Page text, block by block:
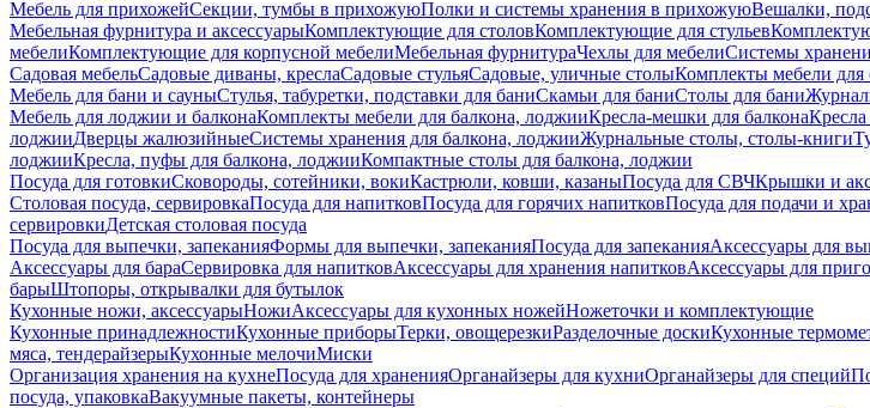
Мебель для прихожейСекции, тумбы в прихожуюПолки и системы хранения в прихожуюВешалки,
Мебельная фурнитура и аксессуарыКомплектующие для столовКомплектующие для стульев
мебелиКомплектующие для корпусной мебелиМебельная фурнитураЧехлы для мебелиСистемы
Садовая мебельСадовые диваны, креслаСадовые стульяСадовые, уличные столыКомплекты мебели для
Мебель для бани и сауныСтулья, табуретки, подставки для баниСкамьи для баниСтолы для бани
Мебель для лоджии и балконаКомплекты мебели для балкона, лоджииКресла-мешки для балконаКресла
лоджииДверцы жалюзийныеСистемы хранения для балкона, лоджииЖурнальные столы, столы-книги
лоджииКресла, пуфы для балкона, лоджииКомпактные столы для балкона, лоджии
Посуда для готовкиСковороды, сотейники, вокиКастрюли, ковши, казаныПосуда для СВЧКрышки и
Столовая посуда, сервировкаПосуда для напитковПосуда для горячих напитковПосуда для подачи и
сервировкиДетская столовая посуда
Посуда для выпечки, запеканияФормы для выпечки, запеканияПосуда для запеканияАксессуары для
Аксессуары для бараСервировка для напитковАксессуары для хранения напитковАксессуары для
барыШтопоры, открывалки для бутылок
Кухонные ножи, аксессуарыНожиАксессуары для кухонных ножейНожеточки и комплектующие
Кухонные принадлежностиКухонные приборыТерки, овощерезкиРазделочные доскиКухонные
мяса, тендерайзерыКухонные мелочиМиски
Организация хранения на кухнеПосуда для храненияОрганайзеры для кухниОрганайзеры для специй
посуда, упаковкаВакуумные пакеты, контейнеры